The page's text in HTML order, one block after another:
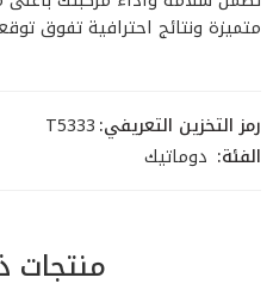
متميزة ونتائج احترافية تفوق
رمز التخزين التعريفي:T5333
الفئة: دوماتيك
منتجات